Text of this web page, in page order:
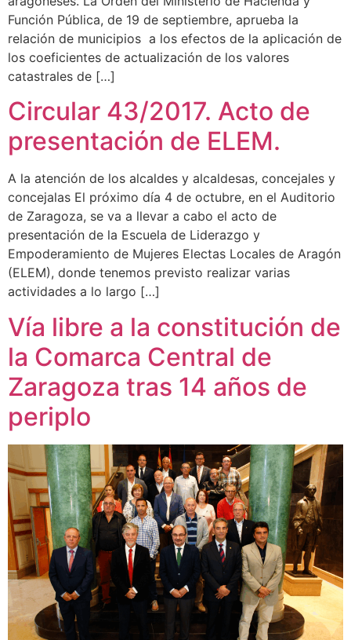
Función Pública, de 19 de septiembre, aprueba la
relación de municipios a los efectos de la aplicación de
los coeficientes de actualización de los valores
catastrales de […]
Circular 43/2017. Acto de
presentación de ELEM.
A la atención de los alcaldes y alcaldesas, concejales y
concejalas El próximo día 4 de octubre, en el Auditorio
de Zaragoza, se va a llevar a cabo el acto de
presentación de la Escuela de Liderazgo y
Empoderamiento de Mujeres Electas Locales de Aragón
(ELEM), donde tenemos previsto realizar varias
actividades a lo largo […]
Vía libre a la constitución de
la Comarca Central de
Zaragoza tras 14 años de
periplo